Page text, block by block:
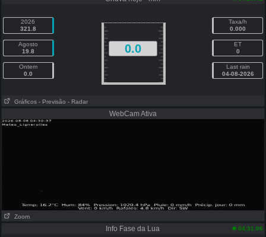
2026
321.8
Agosto
19.8
Ontem
0.0
0.0
Taxa/h
0.000
ET
0
Last rain
04-08-2026
Gráficos - Previsão - Radar
WebCam Ativa
Zoom
Info Fase da Lua 04:31:06